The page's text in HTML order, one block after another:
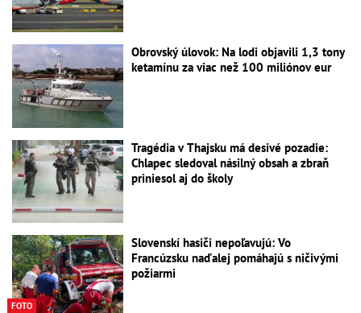
Obrovský úlovok: Na lodi objavili 1,3 tony
ketamínu za viac než 100 miliónov eur
Tragédia v Thajsku má desivé pozadie:
Chlapec sledoval násilný obsah a zbraň
priniesol aj do školy
FOTO
Slovenskí hasiči nepoľavujú: Vo
Francúzsku naďalej pomáhajú s ničivými
požiarmi